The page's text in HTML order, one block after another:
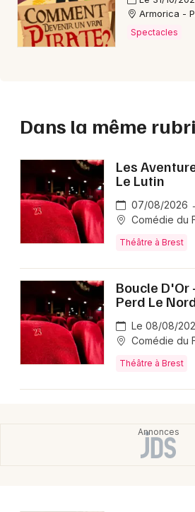
Armorica -
Spectacles
Dans la même
Les
Le Lutin
07/08/2026
Comédie du
Théâtre à Brest
Boucle D'Or
Perd Le
Le 08/08/
Comédie du
Théâtre à Brest